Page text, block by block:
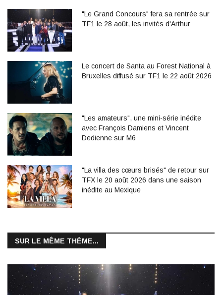
"Le Grand Concours" fera sa rentrée sur
TF1 le 28 août, les invités d'Arthur
Le concert de Santa au Forest National à
Bruxelles diffusé sur TF1 le 22 août 2026
"Les amateurs", une mini-série inédite
avec François Damiens et Vincent
Dedienne sur M6
"La villa des cœurs brisés" de retour sur
TFX le 20 août 2026 dans une saison
inédite au Mexique
SUR LE MÊME THÈME...